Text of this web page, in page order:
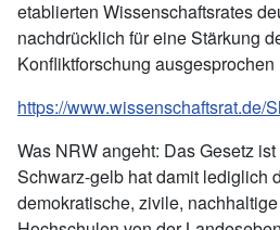
etablierten Wissenschaftsrates
nachdrücklich für eine Stärkung
Konfliktforschung ausgesprochen
https://www.wissenschaftsrat.de/
Was NRW angeht: Das Gesetz
Schwarz-gelb hat damit lediglich
demokratische, zivile,